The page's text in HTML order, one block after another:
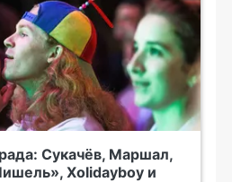
Сукачёв, Маршал,
Xolidayboy и